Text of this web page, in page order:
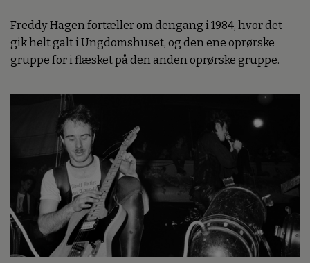
Freddy Hagen fortæller om dengang i 1984, hvor det
gik helt galt i Ungdomshuset, og den ene oprørske
gruppe for i flæsket på den anden oprørske gruppe.